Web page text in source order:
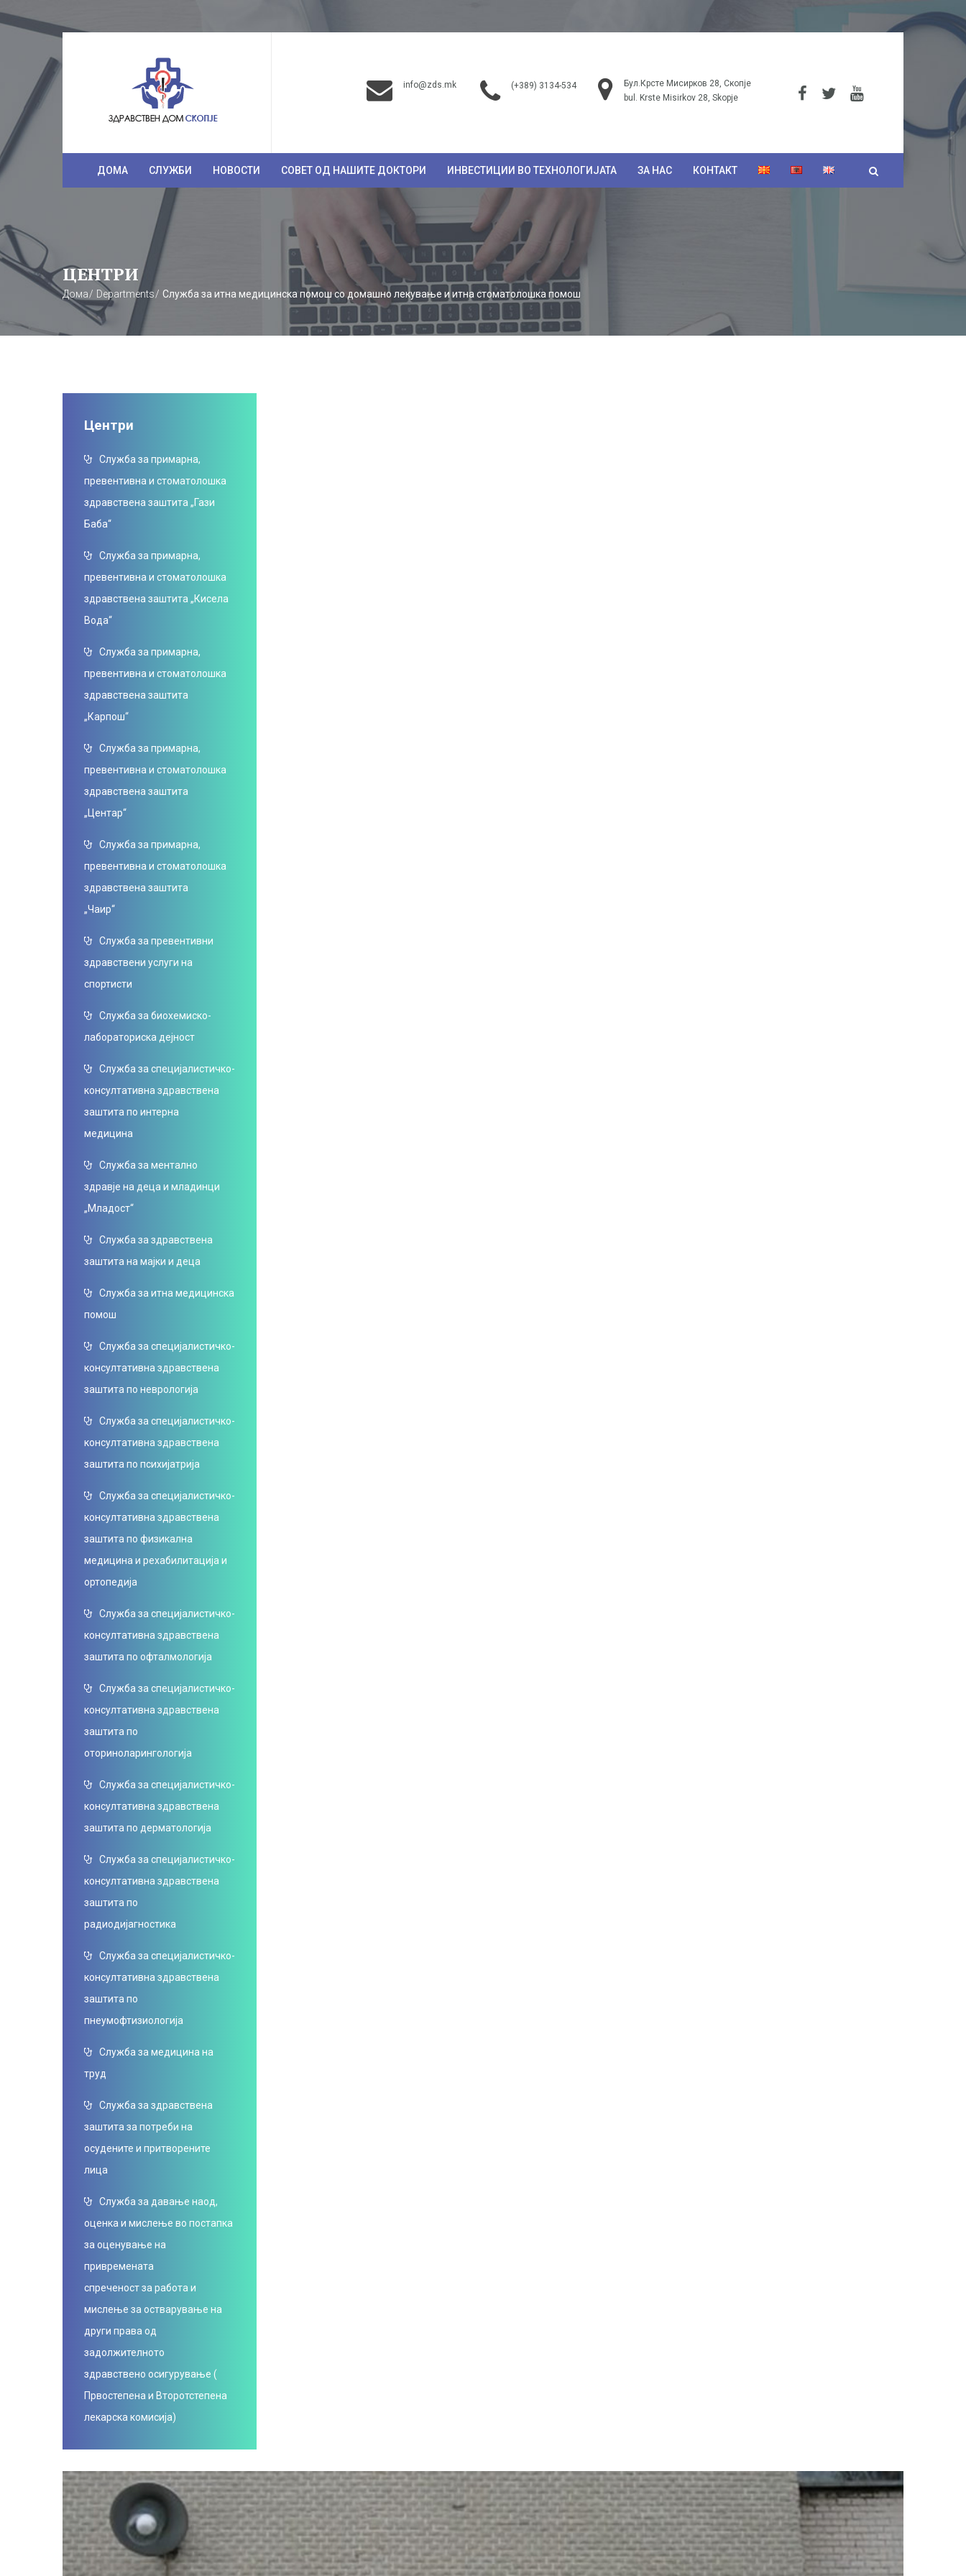
info@zds.mk (+389) 3134-534
Бул.Крсте Мисирков 28, Скопје
bul. Krste Misirkov 28, Skopje
ДОМА СЛУЖБИ НОВОСТИ СОВЕТ ОД НАШИТЕ ДОКТОРИ ИНВЕСТИЦИИ ВО ТЕХНОЛОГИЈАТА ЗА НАС КОНТАКТ
ЦЕНТРИ
Дома Departments Служба за итна медицинска помош со домашно лекување и итна стоматолошка помош
Центри
Служба за примарна,
превентивна и стоматолошка
здравствена заштита „Гази
Баба“
Служба за примарна,
превентивна и стоматолошка
здравствена заштита „Кисела
Вода“
Служба за примарна,
превентивна и стоматолошка
здравствена заштита
„Карпош“
Служба за примарна,
превентивна и стоматолошка
здравствена заштита
„Центар“
Служба за примарна,
превентивна и стоматолошка
здравствена заштита
„Чаир“
Служба за превентивни
здравствени услуги на
спортисти
Служба за биохемиско-
лабораториска дејност
Служба за специјалистичко-
консултативна здравствена
заштита по интерна
медицина
Служба за ментално
здравје на деца и младинци
„Младост“
Служба за здравствена
заштита на мајки и деца
Служба за итна медицинска
помош
Служба за специјалистичко-
консултативна здравствена
заштита по неврологија
Служба за специјалистичко-
консултативна здравствена
заштита по психијатрија
Служба за специјалистичко-
консултативна здравствена
заштита по физикална
медицина и рехабилитација и
ортопедија
Служба за специјалистичко-
консултативна здравствена
заштита по офталмологија
Служба за специјалистичко-
консултативна здравствена
заштита по
оториноларингологија
Служба за специјалистичко-
консултативна здравствена
заштита по дерматологија
Служба за специјалистичко-
консултативна здравствена
заштита по
радиодијагностика
Служба за специјалистичко-
консултативна здравствена
заштита по
пнеумофтизиологија
Служба за медицина на
труд
Служба за здравствена
заштита за потреби на
осудените и притворените
лица
Служба за давање наод,
оценка и мислење во постапка
за оценување на
привремената
спреченост за работа и
мислење за остварување на
други права од
задолжителното
здравствено осигурување (
Првостепена и Второтстепена
лекарска комисија)